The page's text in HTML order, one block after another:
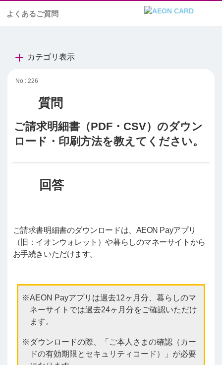
よくあるご質問
カテゴリ表示
No : 226
ご請求明細書（PDF・CSV）のダウン
ロード・印刷方法を教えてください。
ご請求書明細書のダウンロードは、AEON Payアプリ
（旧：イオンウォレット）や暮らしのマネーサイトから
お手続きいただけます。
AEON Payアプリは過去12ヶ月分、暮らしのマ
ネーサイトでは過去24ヶ月分をご確認いただけ
ます。
ダウンロードの際、「ご本人さまの確認（カー
ドの有効期限とセキュリティコード）」が必要